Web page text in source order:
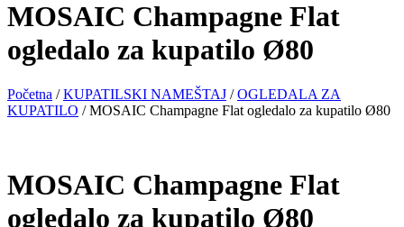
MOSAIC Champagne Flat
ogledalo za kupatilo Ø80
Početna /KUPATILSKI NAMEŠTAJ /OGLEDALA ZA
KUPATILO / MOSAIC Champagne Flat ogledalo za kupatilo Ø80
MOSAIC Champagne Flat
ogledalo za kupatilo Ø80